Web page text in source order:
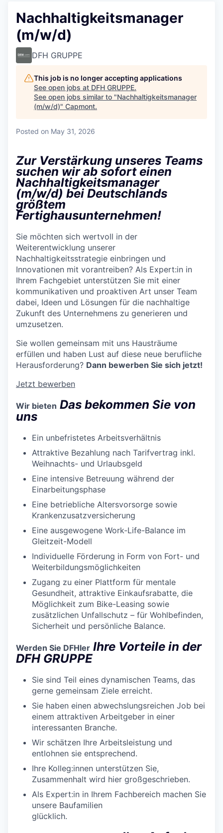
Nachhaltigkeitsmanager
(m/w/d)
DFH GRUPPE
This job is no longer accepting applications
See open jobs at DFH GRUPPE.
See open jobs similar to "Nachhaltigkeitsmanager
(m/w/d)" Capmont.
Posted on May 31, 2026
Zur Verstärkung unseres Teams
suchen wir ab sofort einen
Nachhaltigkeitsmanager
(m/w/d) bei Deutschlands
größtem
Fertighausunternehmen!
Sie möchten sich wertvoll in der
Weiterentwicklung unserer
Nachhaltigkeitsstrategie einbringen und
Innovationen mit vorantreiben? Als Expert:in in
Ihrem Fachgebiet unterstützen Sie mit einer
kommunikativen und proaktiven Art unser Team
dabei, Ideen und Lösungen für die nachhaltige
Zukunft des Unternehmens zu generieren und
umzusetzen.
Sie wollen gemeinsam mit uns Hausträume
erfüllen und haben Lust auf diese neue berufliche
Herausforderung? Dann bewerben Sie sich jetzt!
Jetzt bewerben
Wir bieten Das bekommen Sie von
uns
Ein unbefristetes Arbeitsverhältnis
Attraktive Bezahlung nach Tarifvertrag inkl.
Weihnachts- und Urlaubsgeld
Eine intensive Betreuung während der
Einarbeitungsphase
Eine betriebliche Altersvorsorge sowie
Krankenzusatzversicherung
Eine ausgewogene Work-Life-Balance im
Gleitzeit-Modell
Individuelle Förderung in Form von Fort- und
Weiterbildungsmöglichkeiten
Zugang zu einer Plattform für mentale
Gesundheit, attraktive Einkaufsrabatte, die
Möglichkeit zum Bike-Leasing sowie
zusätzlichen Unfallschutz – für Wohlbefinden,
Sicherheit und persönliche Balance.
Werden Sie DFHler Ihre Vorteile in der
DFH GRUPPE
Sie sind Teil eines dynamischen Teams, das
gerne gemeinsam Ziele erreicht.
Sie haben einen abwechslungsreichen Job bei
einem attraktiven Arbeitgeber in einer
interessanten Branche.
Wir schätzen Ihre Arbeitsleistung und
entlohnen sie entsprechend.
Ihre Kolleg:innen unterstützen Sie,
Zusammenhalt wird hier großgeschrieben.
Als Expert:in in Ihrem Fachbereich machen Sie
unsere Baufamilien
glücklich.